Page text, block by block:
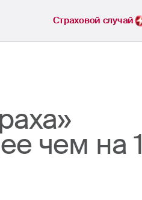
Страховой случай
чем на 1